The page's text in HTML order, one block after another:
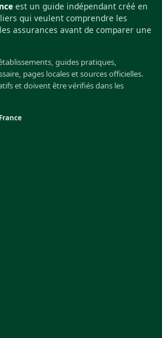
est un guide indépendant créé en
qui veulent comprendre les
assurances avant de comparer une
guides pratiques,
pages locales et sources officielles.
et doivent être vérifiés dans les